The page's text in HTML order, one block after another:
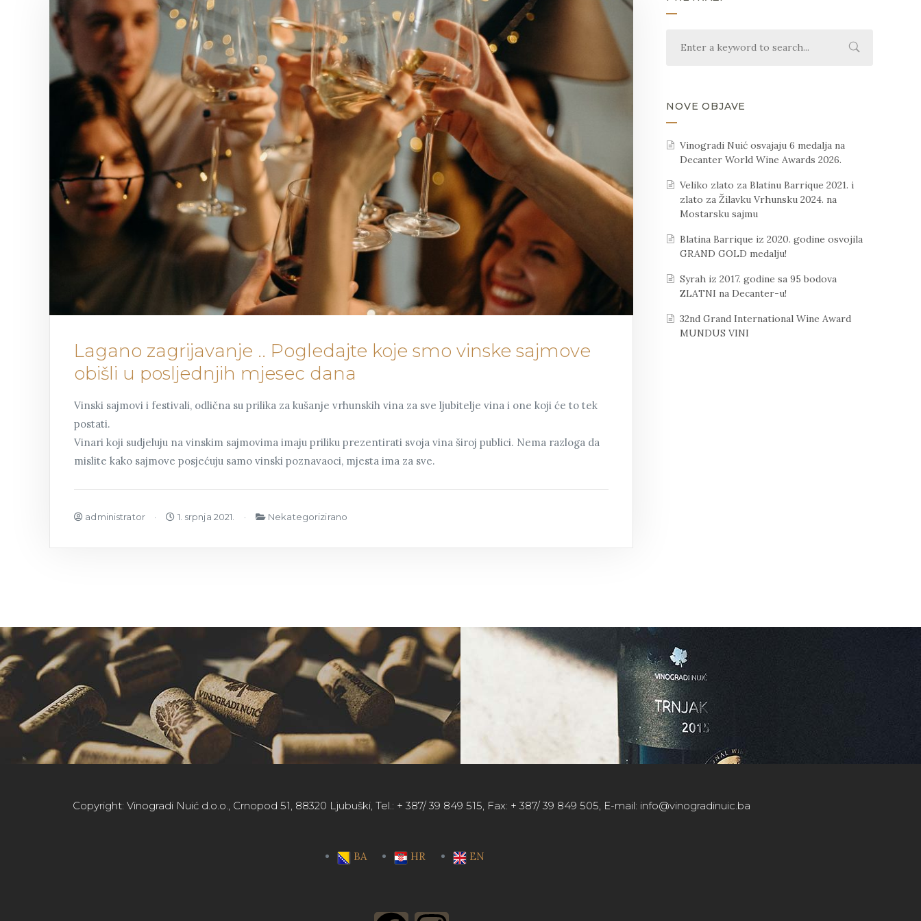
Lagano zagrijavanje .. Pogledajte koje smo vinske sajmove
obišli u posljednjih mjesec dana
Vinski sajmovi i festivali, odlična su prilika za kušanje vrhunskih vina za sve ljubitelje vina i one koji će to tek
postati.
Vinari koji sudjeluju na vinskim sajmovima imaju priliku prezentirati svoja vina široj publici. Nema razloga da
mislite kako sajmove posjećuju samo vinski poznavaoci, mjesta ima za sve.
administrator 1. srpnja 2021. Nekategorizirano
NOVE OBJAVE
Vinogradi Nuić osvajaju 6 medalja na
Decanter World Wine Awards 2026.
Veliko zlato za Blatinu Barrique 2021. i
zlato za Žilavku Vrhunsku 2024. na
Mostarsku sajmu
Blatina Barrique iz 2020. godine osvojila
GRAND GOLD medalju!
Syrah iz 2017. godine sa 95 bodova
ZLATNI na Decanter-u!
32nd Grand International Wine Award
MUNDUS VINI
Copyright: Vinogradi Nuić d.o.o., Crnopod 51, 88320 Ljubuški, Tel.: + 387/ 39 849 515, Fax: + 387/ 39 849 505, E-mail: info@vinogradinuic.ba
BA HR EN